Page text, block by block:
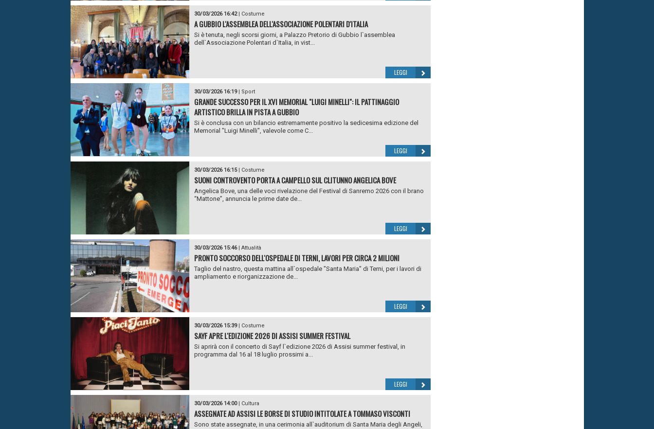
30/03/2026 16:42| Costume
A GUBBIO L'ASSEMBLEA DELL'ASSOCIAZIONE POLENTARI D'ITALIA
Si è tenuta, negli scorsi giorni, a Palazzo Pretorio di Gubbio l`assemblea
dell`Associazione Polentari d`Italia, in vist...
LEGGI
30/03/2026 16:19| Sport
GRANDE SUCCESSO PER IL XVI MEMORIAL "LUIGI MINELLI": IL PATTINAGGIO
ARTISTICO BRILLA IN PISTA A GUBBIO
Si è conclusa con un bilancio estremamente positivo la sedicesima edizione del
Memorial "Luigi Minelli", valevole come C...
LEGGI
30/03/2026 16:15| Costume
SUONI CONTROVENTO PORTA A CAMPELLO SUL CLITUNNO ANGELICA BOVE
Angelica Bove, una delle voci rivelazione del Festival di Sanremo 2026 con il brano
“Mattone”, annuncia le prime date de...
LEGGI
30/03/2026 15:46| Attualità
PRONTO SOCCORSO DELL'OSPEDALE DI TERNI, LAVORI PER CIRCA 2 MILIONI
Taglio del nastro, questa mattina all`ospedale "Santa Maria" di Terni, per i lavori di
ampliamento e riorganizzazione de...
LEGGI
30/03/2026 15:39| Costume
SAYF APRE L'EDIZIONE 2026 DI ASSISI SUMMER FESTIVAL
Si aprirà con il concerto di Sayf l`edizione 2026 di Assisi summer festival, in
programma dal 16 al 18 luglio prossimi a...
LEGGI
30/03/2026 14:00| Cultura
ASSEGNATE AD ASSISI LE BORSE DI STUDIO INTITOLATE A TOMMASO VISCONTI
Sono state assegnate, in una cerimonia all`auditorium di Santa Maria degli Angeli,